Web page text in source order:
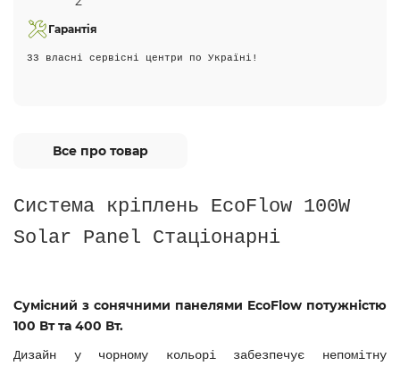
Гарантія
33 власні сервісні центри по Україні!
Все про товар
Cистема кріплень EcoFlow 100W
Solar Panel Стаціонарні
Сумісний з сонячними панелями EcoFlow потужністю
100 Вт та 400 Вт.
Дизайн у чорному кольорі забезпечує непомітну